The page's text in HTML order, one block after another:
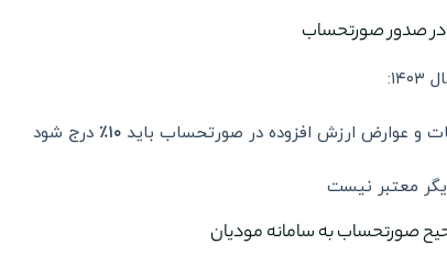
و عوارض ارزش افزوده در صورتحساب باید۱۰٪ درج شود